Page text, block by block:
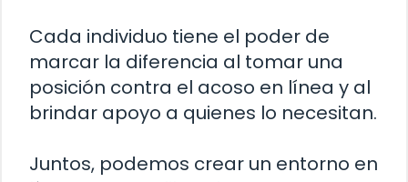
Cada individuo tiene el poder de
marcar la diferencia al tomar una
posición contra el acoso en línea y al
brindar apoyo a quienes lo necesitan.
Juntos, podemos crear un entorno en